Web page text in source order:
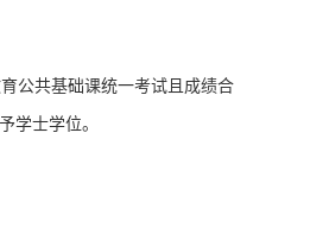
公共基础课统一考试且成绩合
学士学位。